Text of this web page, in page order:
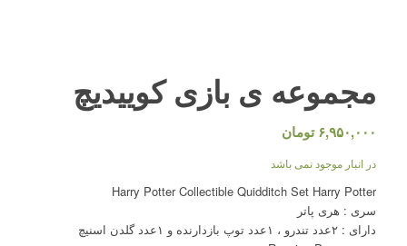
مجموعه ی بازی کوییدیچ
۶,۹۵۰,۰۰۰ تومان
در انبار موجود نمی باشد
Harry Potter Collectible Quidditch Set Harry Potter
سری : هری پاتر
دارای : ۲عدد تندرو ، ۱عدد توپ بازدارنده و ۱عدد گلدن اسنیچ